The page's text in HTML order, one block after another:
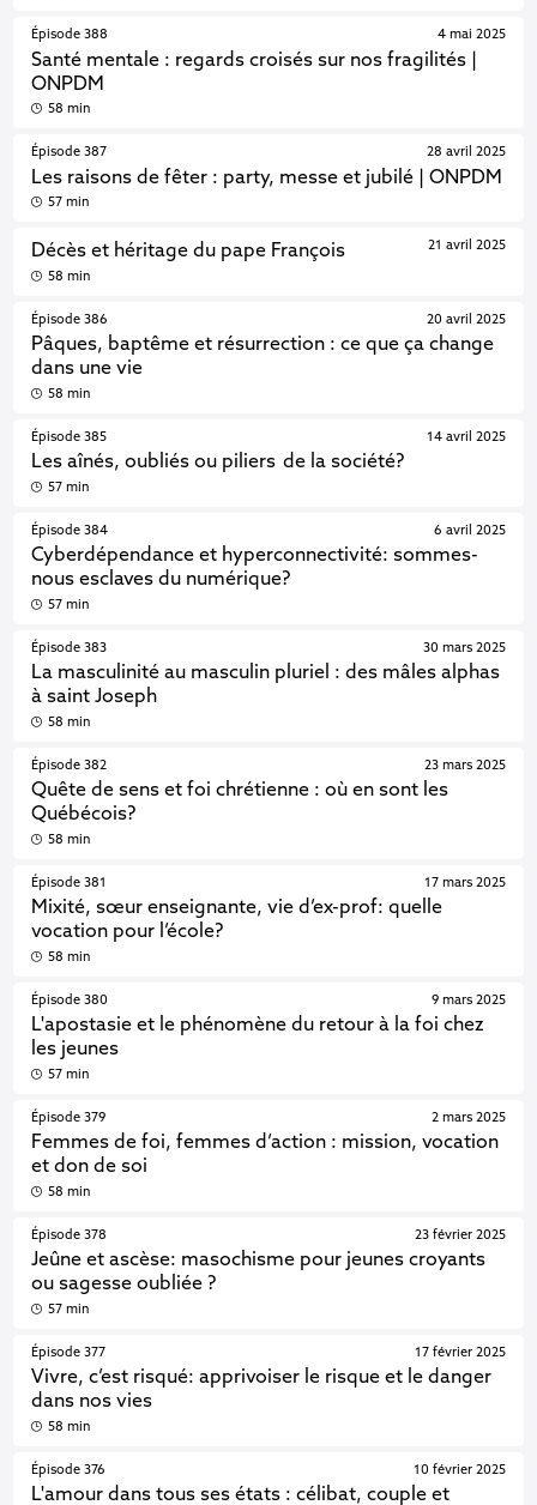
Épisode 388
Santé mentale : regards croisés sur nos fragilités |
ONPDM
4 mai 2025
58 min
Épisode 387
Les raisons de fêter : party, messe et jubilé | ONPDM
28 avril 2025
57 min
Décès et héritage du pape François 21 avril 2025
58 min
Épisode 386
Pâques, baptême et résurrection : ce que ça change
dans une vie
20 avril 2025
58 min
Épisode 385
Les aînés, oubliés ou piliers de la société?
14 avril 2025
57 min
Épisode 384
Cyberdépendance et hyperconnectivité: sommes-
nous esclaves du numérique?
6 avril 2025
57 min
Épisode 383
La masculinité au masculin pluriel : des mâles alphas
à saint Joseph
30 mars 2025
58 min
Épisode 382
Quête de sens et foi chrétienne : où en sont les
Québécois?
23 mars 2025
58 min
Épisode 381
Mixité, sœur enseignante, vie d’ex-prof: quelle
vocation pour l’école?
17 mars 2025
58 min
Épisode 380
L'apostasie et le phénomène du retour à la foi chez
les jeunes
9 mars 2025
57 min
Épisode 379
Femmes de foi, femmes d’action : mission, vocation
et don de soi
2 mars 2025
58 min
Épisode 378
Jeûne et ascèse: masochisme pour jeunes croyants
ou sagesse oubliée ?
23 février 2025
57 min
Épisode 377
Vivre, c’est risqué: apprivoiser le risque et le danger
dans nos vies
17 février 2025
58 min
Épisode 376
L'amour dans tous ses états : célibat, couple et
10 février 2025